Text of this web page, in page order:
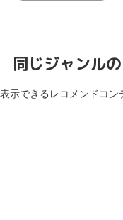
同じジャンル
表示できるレコメンドコン